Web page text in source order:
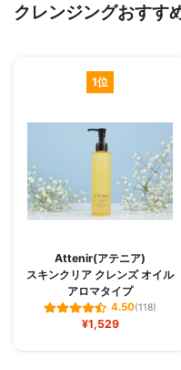
クレンジングおすす
1位
Attenir(アテニア)
スキンクリア クレンズ オイル
アロマタイプ
4.50(118)
¥1,529